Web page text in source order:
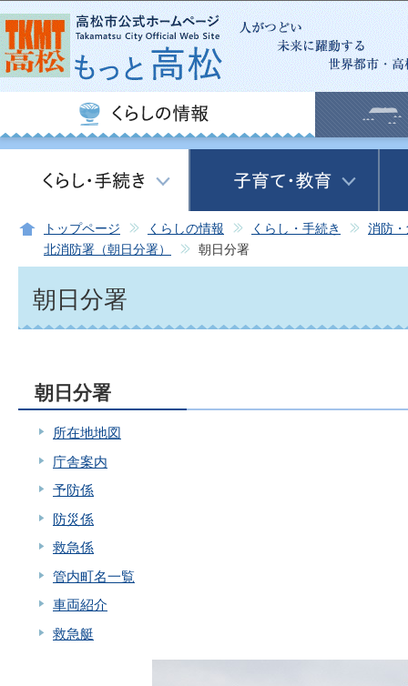
この
トップページ くらしの情報 くらし・手続き
消防
北消防署（朝日分署）
朝日分署
朝日分署
朝日分署
所在地地図
庁舎案内
予防係
防災係
救急係
管内町名一覧
車両紹介
救急艇